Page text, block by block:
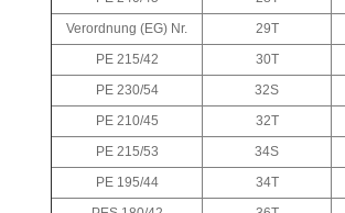
Verordnung (EG) Nr.
29T
PE 215/42
30T
PE 230/54
32S
PE 210/45
32T
PE 215/53
34S
PE 195/44
34T